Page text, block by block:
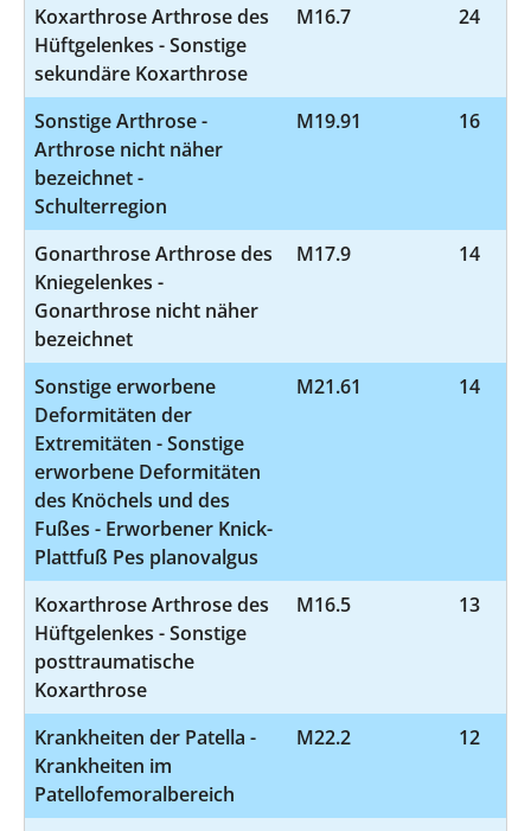
Koxarthrose Arthrose des
Hüftgelenkes - Sonstige
sekundäre Koxarthrose
M16.7 24
Sonstige Arthrose -
Arthrose nicht näher
bezeichnet -
Schulterregion
M19.91 16
Gonarthrose Arthrose des
Kniegelenkes -
Gonarthrose nicht näher
bezeichnet
M17.9 14
Sonstige erworbene
Deformitäten der
Extremitäten - Sonstige
erworbene Deformitäten
des Knöchels und des
Fußes - Erworbener Knick-
Plattfuß Pes planovalgus
M21.61 14
Koxarthrose Arthrose des
Hüftgelenkes - Sonstige
posttraumatische
Koxarthrose
M16.5 13
Krankheiten der Patella -
Krankheiten im
Patellofemoralbereich
M22.2 12